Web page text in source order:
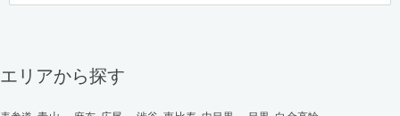
エリアから探す